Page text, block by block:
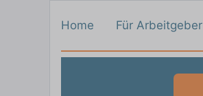
Home Für Arbeitgeber